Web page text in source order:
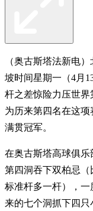
（奥古斯塔法新电
坡时间星期一（4月
杆之差惊险力压世界
为历来第四名在这
满贯冠军。
在奥古斯塔高球俱
第四洞吞下双柏忌
标准杆多一杆），
来的七个洞抓下四只